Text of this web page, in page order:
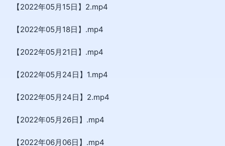
【2022年05月15日】2.mp4
【2022年05月18日】.mp4
【2022年05月21日】.mp4
【2022年05月24日】1.mp4
【2022年05月24日】2.mp4
【2022年05月26日】.mp4
【2022年06月06日】.mp4